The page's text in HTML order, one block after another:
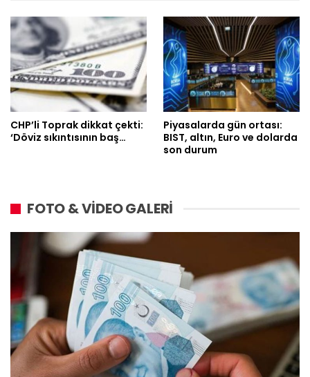
CHP’li Toprak dikkat çekti:
‘Döviz sıkıntısının baş…
Piyasalarda gün ortası:
BIST, altın, Euro ve dolarda
son durum
FOTO & VİDEO GALERİ